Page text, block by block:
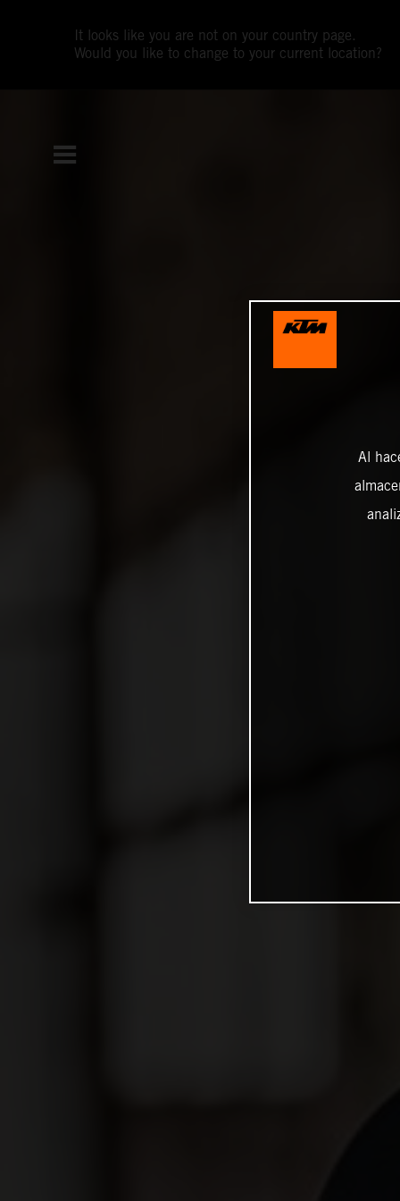
It looks like you are not on your country page.
Would you like to change to your current location?
Al